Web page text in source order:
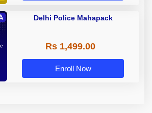
Delhi Police Mahapack
Rs 1,499.00
Enroll Now